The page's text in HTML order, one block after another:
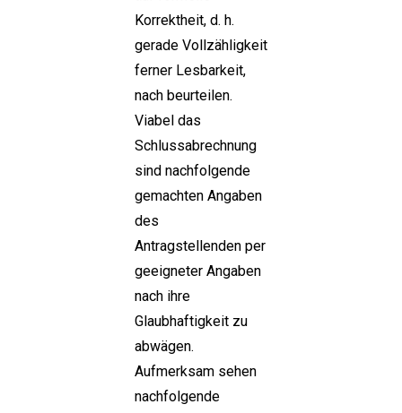
Korrektheit, d. h.
gerade Vollzähligkeit
ferner Lesbarkeit,
nach beurteilen.
Viabel das
Schlussabrechnung
sind nachfolgende
gemachten Angaben
des
Antragstellenden per
geeigneter Angaben
nach ihre
Glaubhaftigkeit zu
abwägen.
Aufmerksam sehen
nachfolgende